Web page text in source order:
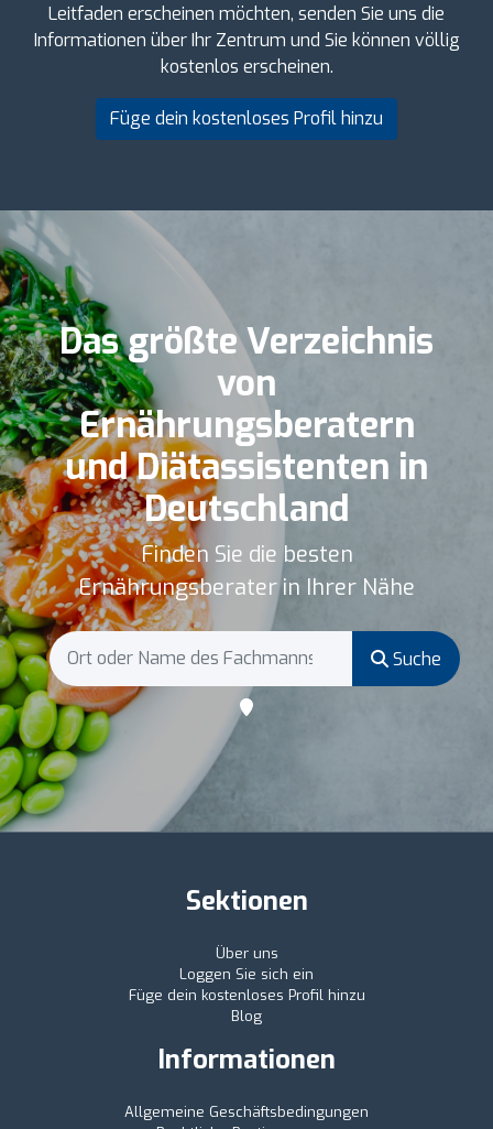
Leitfaden erscheinen möchten, senden Sie uns die
Informationen über Ihr Zentrum und Sie können völlig
kostenlos erscheinen.
Füge dein kostenloses Profil hinzu
Das größte Verzeichnis
von
Ernährungsberatern
und Diätassistenten in
Deutschland
Finden Sie die besten
Ernährungsberater in Ihrer Nähe
Suche
Sektionen
Über uns
Loggen Sie sich ein
Füge dein kostenloses Profil hinzu
Blog
Informationen
Allgemeine Geschäftsbedingungen